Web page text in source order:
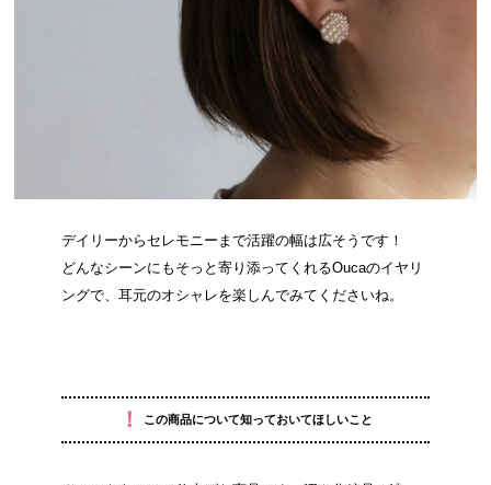
デイリーからセレモニーまで活躍の幅は広そうです！
どんなシーンにもそっと寄り添ってくれるOucaのイヤリ
ングで、耳元のオシャレを楽しんでみてくださいね。
！ この商品について知っておいてほしいこと